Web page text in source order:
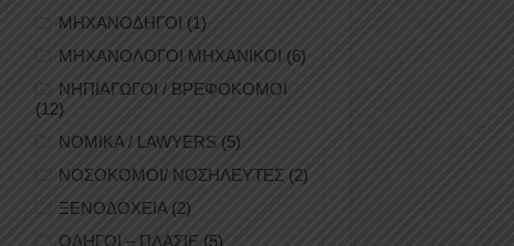
ΜΗΧΑΝΟΔΗΓΟΙ (1)
ΜΗΧΑΝΟΛΟΓΟΙ ΜΗΧΑΝΙΚΟΙ (6)
ΝΗΠΙΑΓΩΓΟΙ / ΒΡΕΦΟΚΟΜΟΙ
(12)
ΝΟΜΙΚΑ / LAWYERS (5)
ΝΟΣΟΚΟΜΟΙ/ ΝΟΣΗΛΕΥΤΕΣ (2)
ΞΕΝΟΔΟΧΕΙΑ(2)
ΟΔΗΓΟΙ – ΠΛΑΣΙΕ (5)